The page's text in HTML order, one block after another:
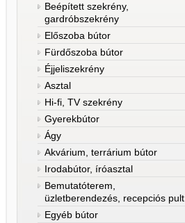
Beépített szekrény,
gardróbszekrény
Előszoba bútor
Fürdőszoba bútor
Éjjeliszekrény
Asztal
Hi-fi, TV szekrény
Gyerekbútor
Ágy
Akvárium, terrárium bútor
Irodabútor, íróasztal
Bemutatóterem,
üzletberendezés, recepciós pult
Egyéb bútor